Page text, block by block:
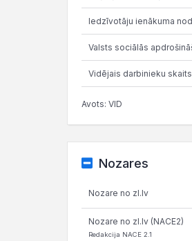
Iedzīvotāju ienākuma
Valsts sociālās
Vidējais darbinieku skaits
Avots: VID
Nozares
Nozare no zl.lv
Nozare no zl.lv (NACE2)
Redakcija NACE 2.1